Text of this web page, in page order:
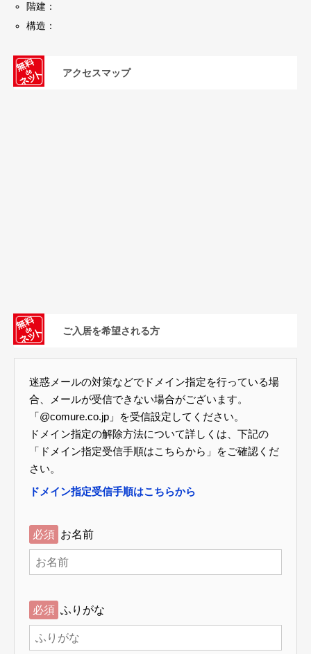
階建：
構造：
アクセスマップ
ご入居を希望される方
迷惑メールの対策などでドメイン指定を行っている場
合、メールが受信できない場合がございます。
「@comure.co.jp」を受信設定してください。
ドメイン指定の解除方法について詳しくは、下記の
「ドメイン指定受信手順はこちらから」をご確認くだ
さい。
ドメイン指定受信手順はこちらから
必須 お名前
必須 ふりがな